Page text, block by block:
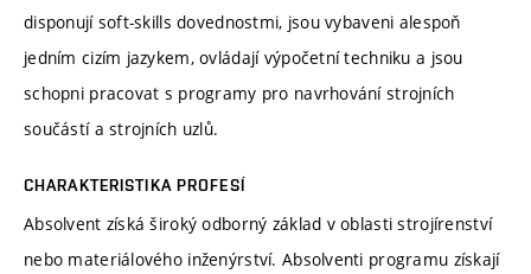
disponují soft-skills dovednostmi, jsou vybaveni alespoň
jedním cizím jazykem, ovládají výpočetní techniku a jsou
schopni pracovat s programy pro navrhování strojních
součástí a strojních uzlů.
CHARAKTERISTIKA PROFESÍ
Absolvent získá široký odborný základ v oblasti strojírenství
nebo materiálového inženýrství. Absolventi programu získají